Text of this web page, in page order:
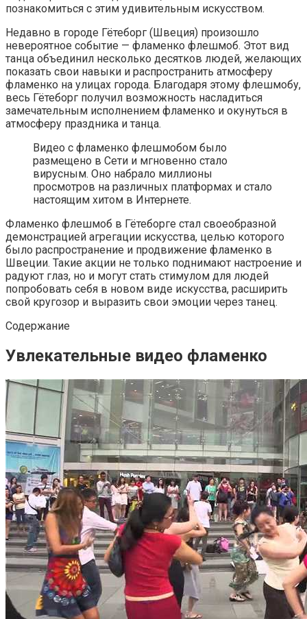
познакомиться с этим удивительным искусством.
Недавно в городе Гётеборг (Швеция) произошло
невероятное событие — фламенко флешмоб. Этот вид
танца объединил несколько десятков людей, желающих
показать свои навыки и распространить атмосферу
фламенко на улицах города. Благодаря этому флешмобу,
весь Гётеборг получил возможность насладиться
замечательным исполнением фламенко и окунуться в
атмосферу праздника и танца.
Видео с фламенко флешмобом было
размещено в Сети и мгновенно стало
вирусным. Оно набрало миллионы
просмотров на различных платформах и стало
настоящим хитом в Интернете.
Фламенко флешмоб в Гётеборге стал своеобразной
демонстрацией агрегации искусства, целью которого
было распространение и продвижение фламенко в
Швеции. Такие акции не только поднимают настроение и
радуют глаз, но и могут стать стимулом для людей
попробовать себя в новом виде искусства, расширить
свой кругозор и выразить свои эмоции через танец.
Содержание
Увлекательные видео фламенко